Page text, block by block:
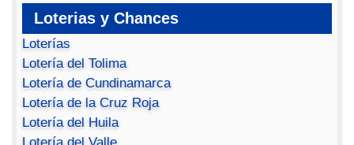
Loterias y Chances
Loterías
Lotería del Tolima
Lotería de Cundinamarca
Lotería de la Cruz Roja
Lotería del Huila